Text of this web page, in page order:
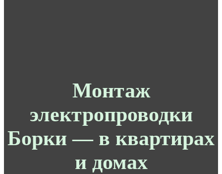
Монтаж
электропроводки
Борки — в квартирах
и домах